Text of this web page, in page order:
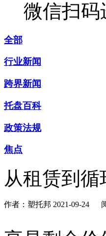
微信扫码
全部
行业新闻
跨界新闻
托盘百科
政策法规
焦点
从租赁到
作者：塑托邦 2021-09-24 阅